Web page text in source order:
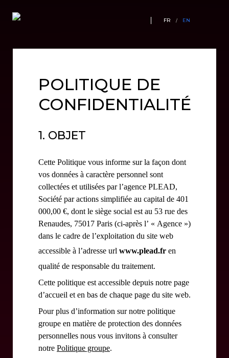
FR / EN
POLITIQUE DE
CONFIDENTIALITÉ
1. OBJET
Cette Politique vous informe sur la façon dont
vos données à caractère personnel sont
collectées et utilisées par l’agence PLEAD,
Société par actions simplifiée au capital de 401
000,00 €, dont le siège social est au 53 rue des
Renaudes, 75017 Paris (ci-après l’ « Agence »)
dans le cadre de l’exploitation du site web
accessible à l’adresse url www.plead.fr en
qualité de responsable du traitement.
Cette politique est accessible depuis notre page
d’accueil et en bas de chaque page du site web.
Pour plus d’information sur notre politique
groupe en matière de protection des données
personnelles nous vous invitons à consulter
notre Politique groupe.